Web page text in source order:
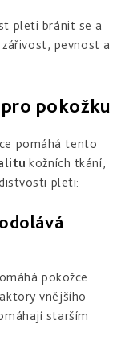
pleti bránit se a
pevnost a
pokožku
pomáhá tento
kožních tkání,
pleti:
pokožce
vnějšího
starším